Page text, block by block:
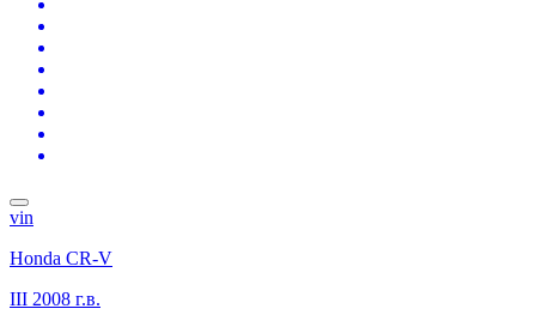
vin
Honda CR-V
III 2008 г.в.